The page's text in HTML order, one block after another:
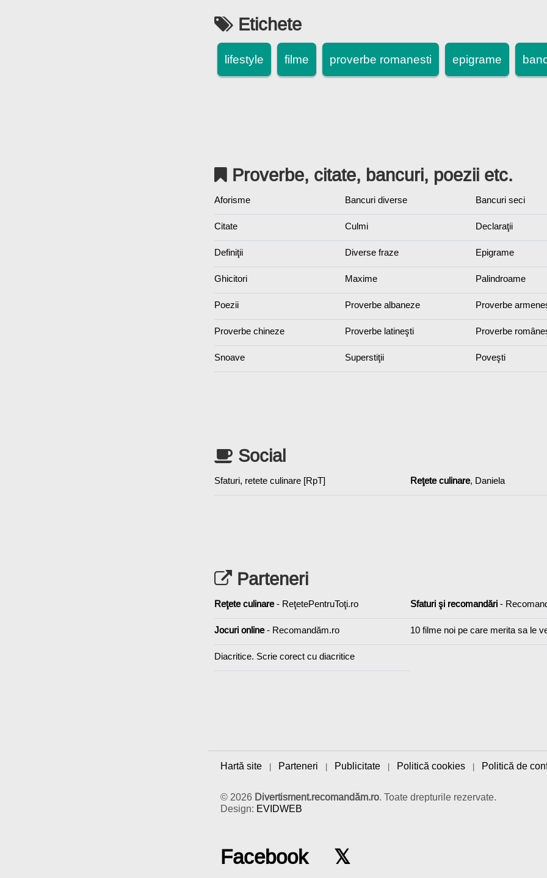
Etichete
lifestyle filme proverbe romanesti epigrame
Proverbe, citate, bancuri, poezii etc.
Aforisme Bancuri diverse Bancuri seci
Citate Culmi Declaraţii
Definiţii Diverse fraze Epigrame
Ghicitori Maxime Palindroame
Poezii Proverbe albaneze Proverbe
Proverbe chineze Proverbe latineşti Proverbe
Snoave Superstiţii Poveşti
Social
Sfaturi, retete culinare [RpT] Reţete culinare, Daniela
Parteneri
Reţete culinare- ReţetePentruToţi.ro Sfaturi şi recomandări-
Jocuri online- Recomandăm.ro 10 filme noi pe care merita sa le
Diacritice. Scrie corect cu diacritice
Hartă site| Parteneri | Publicitate| Politică cookies| Politică de
© 2026 Divertisment.recomandăm.ro. Toate drepturile rezervate.
Design: EVIDWEB
Facebook 𝕏